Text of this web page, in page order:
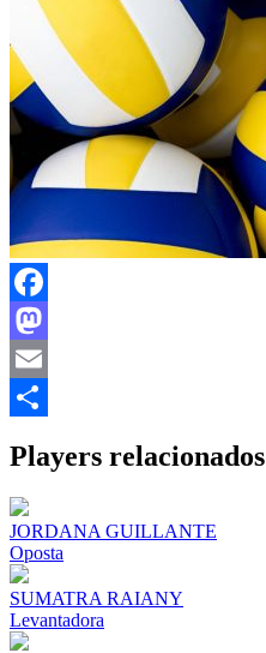
Facebook
Mastodon
Email
Players relacionados
JORDANA GUILLANTE
Oposta
SUMATRA RAIANY
Levantadora